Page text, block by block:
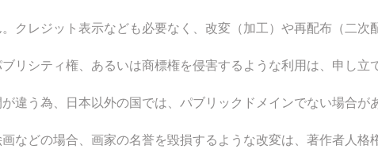
クレジット表示なども必要なく、改変（加工）や再配布（二次
リシティ権、あるいは商標権を侵害するような利用は、申し立
違う為、日本以外の国では、パブリックドメインでない場合が
などの場合、画家の名誉を毀損するような改変は、著作者人格